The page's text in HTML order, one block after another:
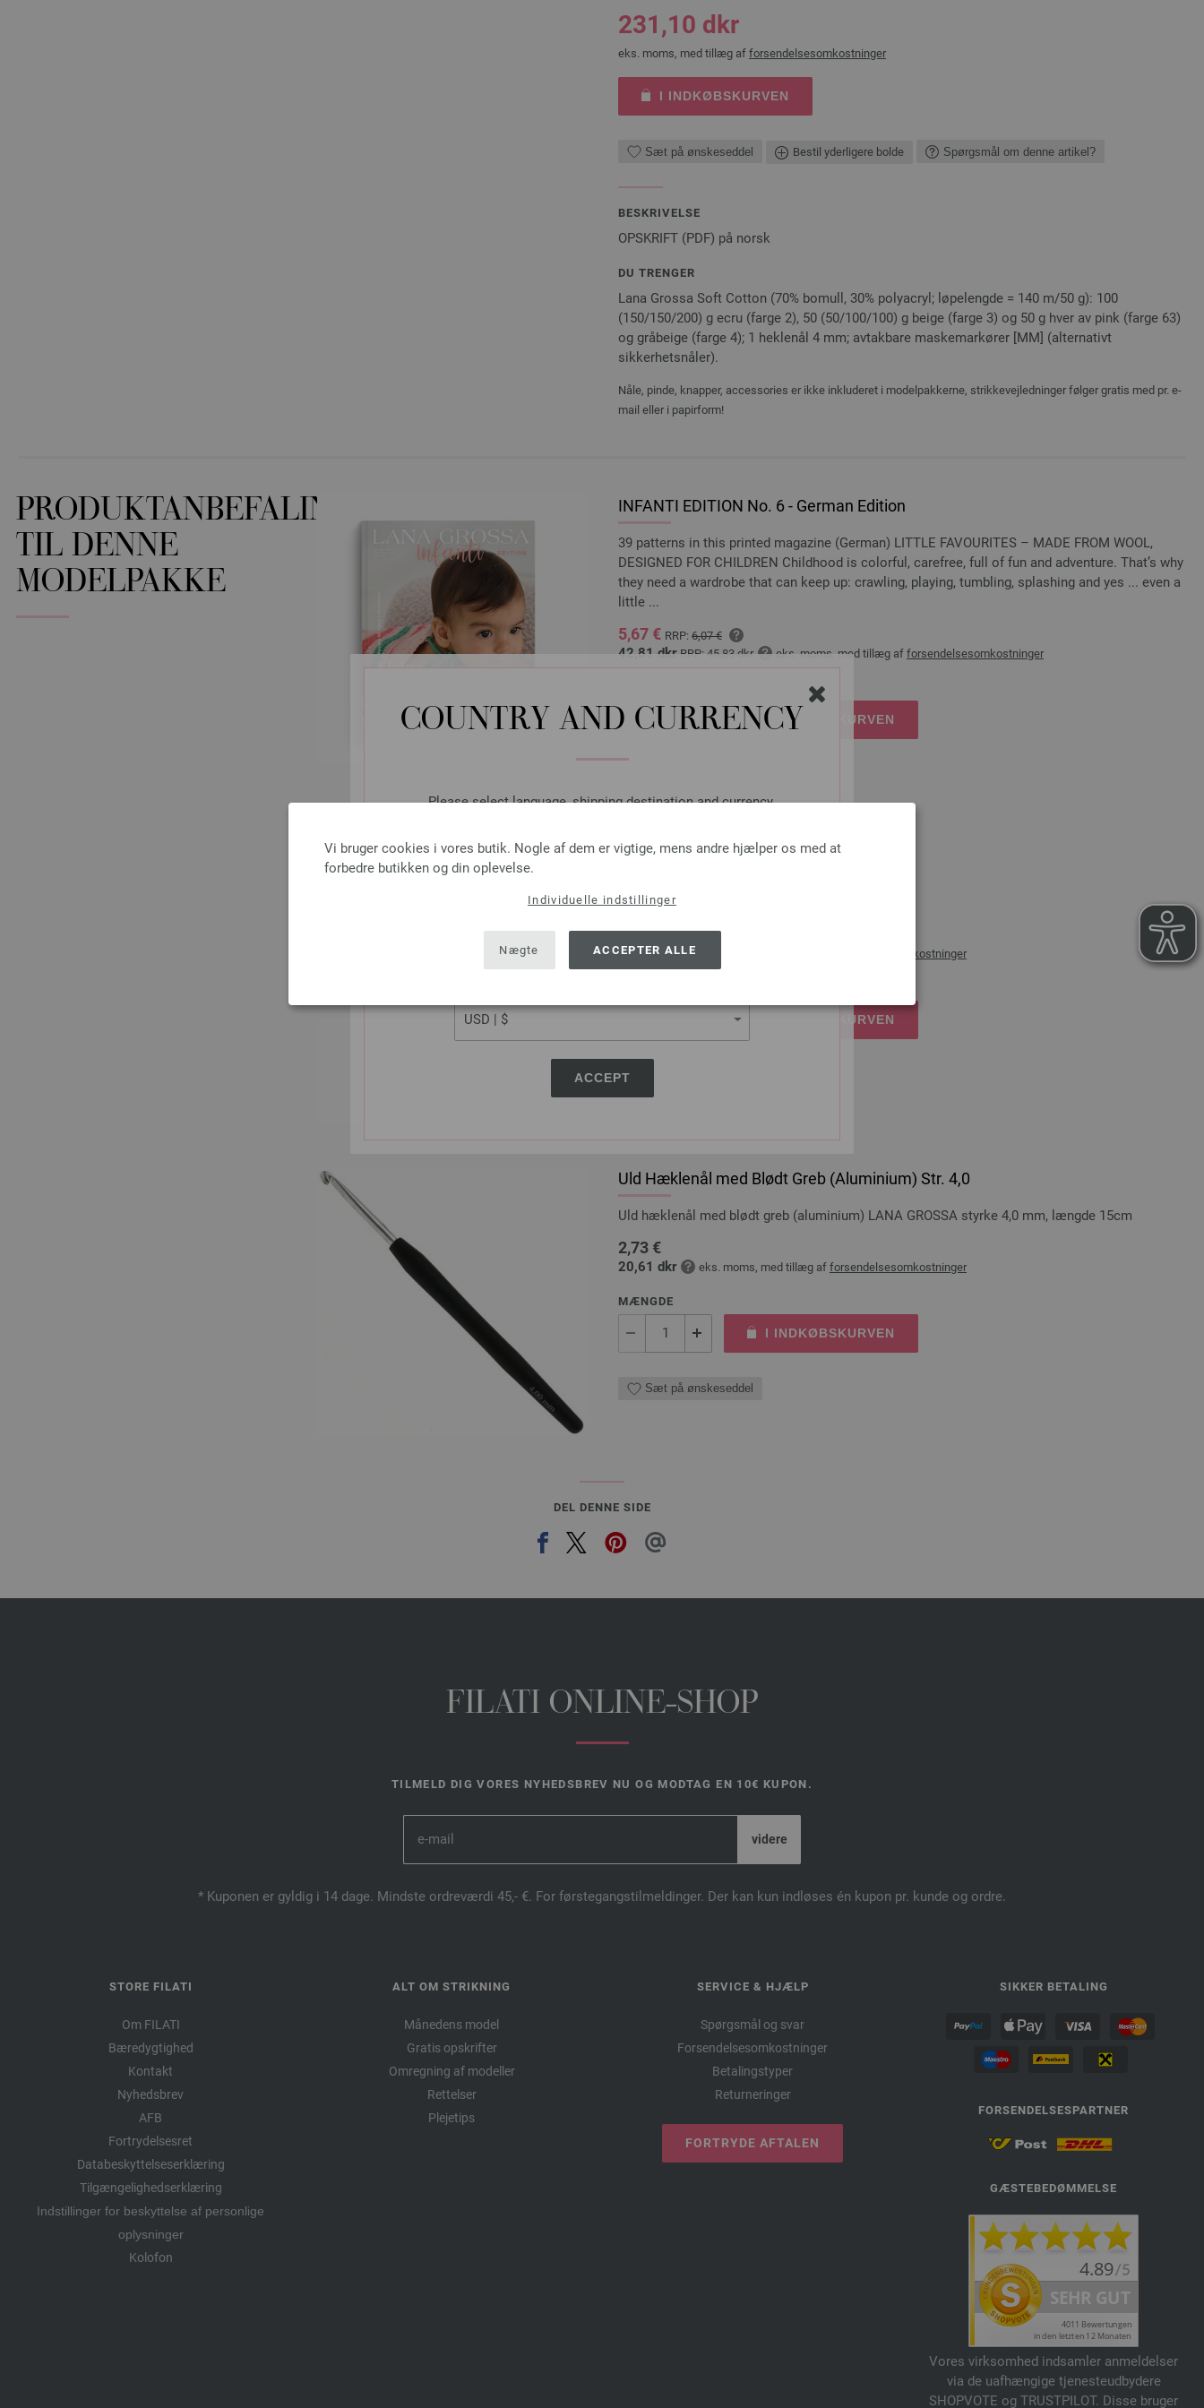
COUNTRY AND CURRENCY
Please select language, shipping destination and currency.
SHIPPING TO
USA - The United States of America
ACCEPT
Vi bruger cookies i vores butik. Nogle af dem er vigtige, mens andre hjælper os med at
forbedre butikken og din oplevelse.
Individuelle indstillinger
Nægte ACCEPTER ALLE
231,10 dkr
eks. moms, med tillæg af forsendelsesomkostninger
I INDKØBSKURVEN
Sæt på ønskeseddel Bestil yderligere bolde Spørgsmål om denne artikel?
BESKRIVELSE
OPSKRIFT (PDF) på norsk
DU TRENGER
Lana Grossa Soft Cotton (70% bomull, 30% polyacryl; løpelengde = 140 m/50 g): 100
(150/150/200) g ecru (farge 2), 50 (50/100/100) g beige (farge 3) og 50 g hver av pink (farge 63)
og gråbeige (farge 4); 1 heklenål 4 mm; avtakbare maskemarkører [MM] (alternativt
sikkerhetsnåler).
Nåle, pinde, knapper, accessories er ikke inkluderet i modelpakkerne, strikkevejledninger følger gratis med pr. e-
mail eller i papirform!
PRODUKTANBEFALINGER
TIL DENNE
MODELPAKKE
INFANTI EDITION No. 6 - German Edition
39 patterns in this printed magazine (German) LITTLE FAVOURITES – MADE FROM WOOL,
DESIGNED FOR CHILDREN Childhood is colorful, carefree, full of fun and adventure. That’s why
they need a wardrobe that can keep up: crawling, playing, tumbling, splashing and yes ... even a
little ...
5,67 € RRP: 6,07 €
42,81 dkr RRP: 45,83 dkr eks. moms, med tillæg af forsendelsesomkostninger
I INDKØBSKURVEN
30 Maskemarkører fra Lana Grossa
2,48 €
18,73 dkr forsendelsesomkostninger
I INDKØBSKURVEN
Uld Hæklenål med Blødt Greb (Aluminium) Str. 4,0
Uld hæklenål med blødt greb (aluminium) LANA GROSSA styrke 4,0 mm, længde 15cm
2,73 €
20,61 dkr eks. moms, med tillæg af forsendelsesomkostninger
MÆNGDE
I INDKØBSKURVEN
Sæt på ønskeseddel
DEL DENNE SIDE
FILATI ONLINE-SHOP
TILMELD DIG VORES NYHEDSBREV NU OG MODTAG EN 10€ KUPON.
* Kuponen er gyldig i 14 dage. Mindste ordreværdi 45,- €. For førstegangstilmeldinger. Der kan kun indløses én kupon pr. kunde og ordre.
STORE FILATI
Om FILATI
Bæredygtighed
Kontakt
Nyhedsbrev
AFB
Fortrydelsesret
Databeskyttelseserklæring
Tilgængelighedserklæring
Indstillinger for beskyttelse af personlige
oplysninger
Kolofon
ALT OM STRIKNING
Månedens model
Gratis opskrifter
Omregning af modeller
Rettelser
Plejetips
SERVICE & HJÆLP
Spørgsmål og svar
Forsendelsesomkostninger
Betalingstyper
Returneringer
FORTRYDE AFTALEN
SIKKER BETALING
FORSENDELSESPARTNER
GÆSTEBEDØMMELSE
Vores virksomhed indsamler anmeldelser
via de uafhængige tjenesteudbydere
SHOPVOTE og TRUSTPILOT. Disse bruger